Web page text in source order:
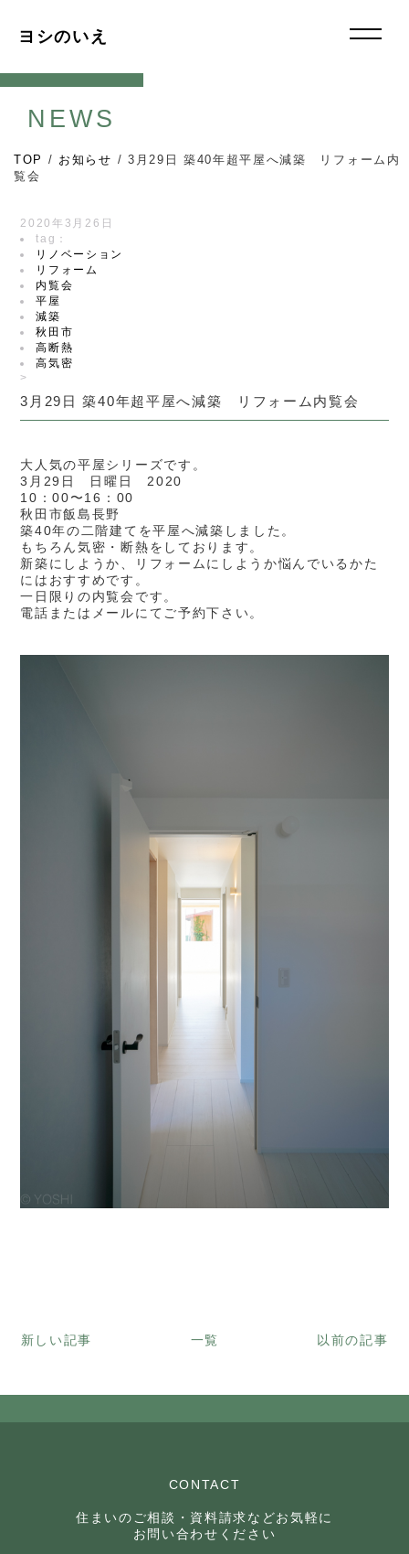
ヨシのいえ
NEWS
TOP / お知らせ / 3月29日 築40年超平屋へ減築 リフォーム内
覧会
2020年3月26日
tag：
リノベーション
リフォーム
内覧会
平屋
減築
秋田市
高断熱
高気密
>
3月29日 築40年超平屋へ減築 リフォーム内覧会
大人気の平屋シリーズです。
3月29日 日曜日 2020
10：00〜16：00
秋田市飯島長野
築40年の二階建てを平屋へ減築しました。
もちろん気密・断熱をしております。
新築にしようか、リフォームにしようか悩んでいるかた
にはおすすめです。
一日限りの内覧会です。
電話またはメールにてご予約下さい。
新しい記事 一覧 以前の記事
CONTACT
住まいのご相談・資料請求などお気軽に
お問い合わせください